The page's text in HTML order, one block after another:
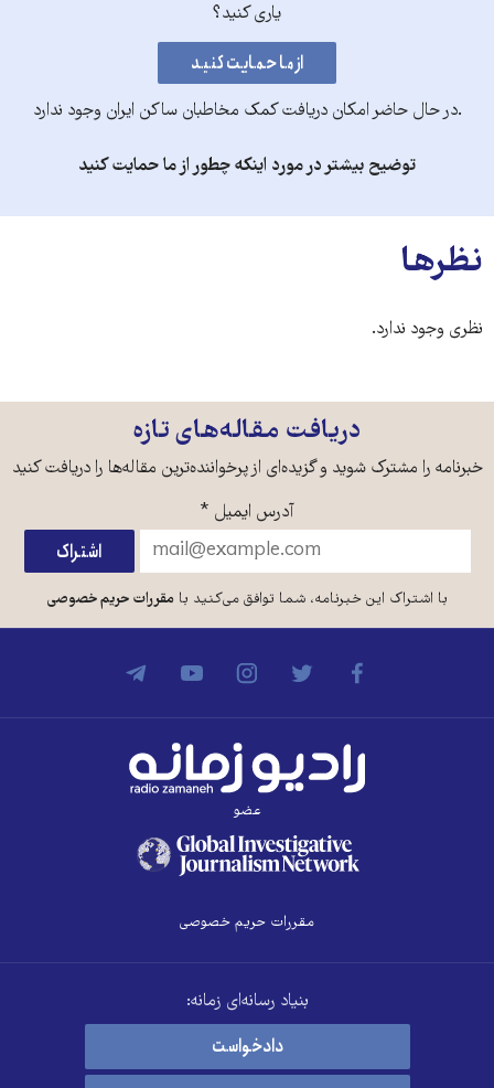
یاری کنید؟
.در حال حاضر امکان دریافت کمک مخاطبان ساکن ایران وجود ندارد
توضیح بیشتر در مورد اینکه چطور از ما حمایت کنید
نظرها
نظری وجود ندارد.
دریافت مقاله‌های تازه
خبرنامه را مشترک شوید و گزیده‌ای از پرخواننده‌ترین مقاله‌ها را دریافت کنید
آدرس ایمیل *
با اشتراک این خبرنامه، شما توافق می‌کنید بامقررات حریم خصوصی
عضو
مقررات حریم خصوصی
بنیاد رسانه‌ای زمانه:
دادخواست